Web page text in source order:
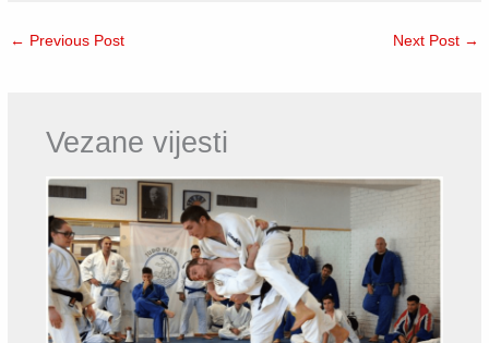
← Previous Post Next Post →
Vezane vijesti